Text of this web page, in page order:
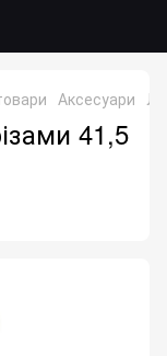
Аксесуари
41,5